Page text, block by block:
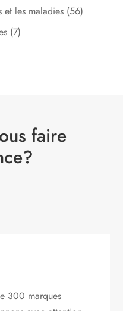
et les maladies (56)
(7)
faire
300 marques